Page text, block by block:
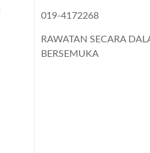
019-4172268
RAWATAN SECARA
BERSEMUKA